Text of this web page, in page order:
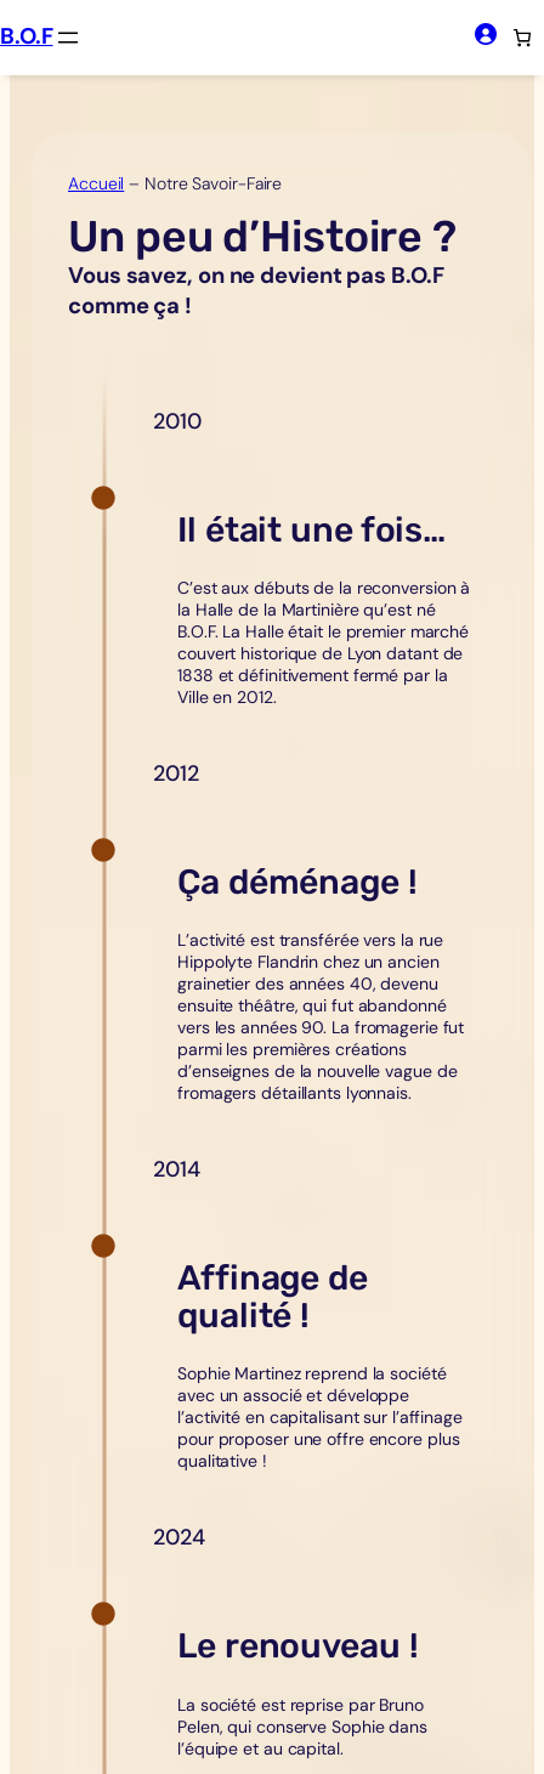
Aller
au
contenu
B.O.F
Accueil – Notre Savoir-Faire
Un peu d’Histoire ?
Vous savez, on ne devient pas B.O.F
comme ça !
2010
Il était une fois…
C’est aux débuts de la reconversion à
la Halle de la Martinière qu’est né
B.O.F. La Halle était le premier marché
couvert historique de Lyon datant de
1838 et définitivement fermé par la
Ville en 2012.
2012
Ça déménage !
L’activité est transférée vers la rue
Hippolyte Flandrin chez un ancien
grainetier des années 40, devenu
ensuite théâtre, qui fut abandonné
vers les années 90. La fromagerie fut
parmi les premières créations
d’enseignes de la nouvelle vague de
fromagers détaillants lyonnais.
2014
Affinage de
qualité !
Sophie Martinez reprend la société
avec un associé et développe
l’activité en capitalisant sur l’affinage
pour proposer une offre encore plus
qualitative !
2024
Le renouveau !
La société est reprise par Bruno
Pelen, qui conserve Sophie dans
l’équipe et au capital.